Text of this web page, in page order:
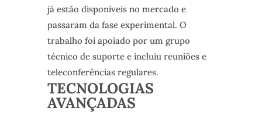
já estão disponíveis no mercado e
passaram da fase experimental. O
trabalho foi apoiado por um grupo
técnico de suporte e incluiu reuniões e
teleconferências regulares.
TECNOLOGIAS
AVANÇADAS